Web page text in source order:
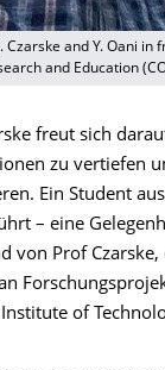
Czarske and Y. Oani
and Education
freut sich
zu vertiefen
Ein Student
– eine
von Prof
of